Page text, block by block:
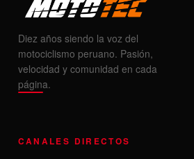
Diez años siendo la voz del
motociclismo peruano. Pasión,
velocidad y comunidad en cada
página.
CANALES DIRECTOS